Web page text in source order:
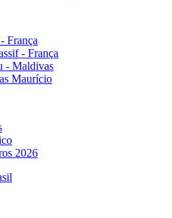
França
- França
- Maldivas
Maurício
2026